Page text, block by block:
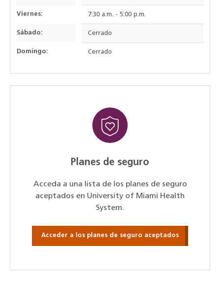
Viernes: 7:30 a.m. - 5:00 p.m.
Sábado: Cerrado
Domingo: Cerrado
Planes de seguro
Acceda a una lista de los planes de seguro
aceptados en University of Miami Health
System.
Acceder a los planes de seguro aceptados